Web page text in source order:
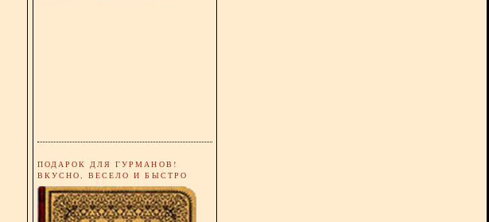
ПОДАРОК ДЛЯ ГУРМАНОВ!
ВКУСНО, ВЕСЕЛО И БЫСТРО